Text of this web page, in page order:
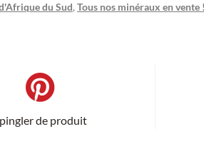
du Sud, Tous nos minéraux en vente !
de produit